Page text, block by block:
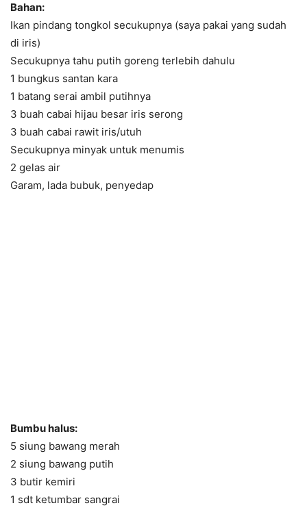
Bahan:
Ikan pindang tongkol secukupnya (saya pakai yang sudah
di iris)
Secukupnya tahu putih goreng terlebih dahulu
1 bungkus santan kara
1 batang serai ambil putihnya
3 buah cabai hijau besar iris serong
3 buah cabai rawit iris/utuh
Secukupnya minyak untuk menumis
2 gelas air
Garam, lada bubuk, penyedap
Bumbu halus:
5 siung bawang merah
2 siung bawang putih
3 butir kemiri
1 sdt ketumbar sangrai